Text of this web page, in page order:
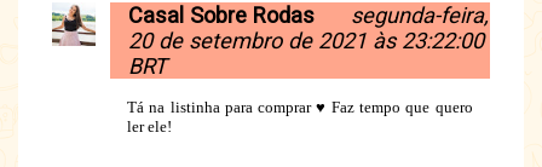
Casal Sobre Rodas
segunda-feira,
20 de setembro de 2021 às 23:22:00
BRT
Tá na listinha para comprar ♥ Faz tempo que quero
ler ele!